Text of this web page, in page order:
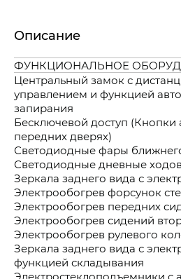
Описание
ФУНКЦИОНАЛЬНОЕ
Центральный замок с
управлением и функцией
запирания
Бесключевой доступ (Кнопки
передних дверях)
Светодиодные фары
Светодиодные дневные
Зеркала заднего вида с
Электрообогрев форсунок
Электрообогрев передних
Электрообогрев сидений
Электрообогрев рулевого
Зеркала заднего вида с
функцией складывания
Электростеклоподъемники с